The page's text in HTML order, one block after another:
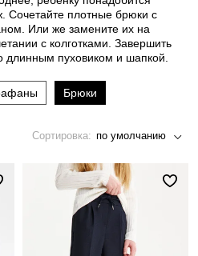
Сочетайте плотные брюки с
Или же замените их на
с колготками. Завершить
длинным пуховиком и шапкой.
Брюки
Сортировка: по умолчанию